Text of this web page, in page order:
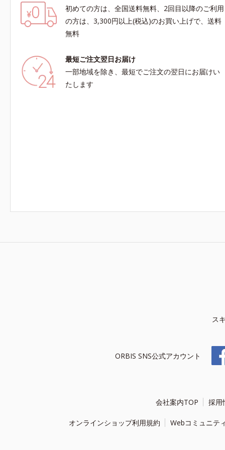
初めての方は、全国送料無料、2回目以降のご利用
の方は、3,300円以上(税込)のお買い上げで、送料
無料
最短ご注文翌日お届け
一部地域を除き、最短でご注文の翌日にお届けい
たします
ス
ORBIS SNS公式アカウント
会社案内TOP 採用
オンラインショップ利用規約 Webコミュニテ